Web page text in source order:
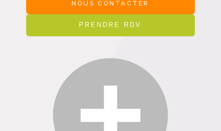
NOUS CONTACTER
PRENDRE RDV